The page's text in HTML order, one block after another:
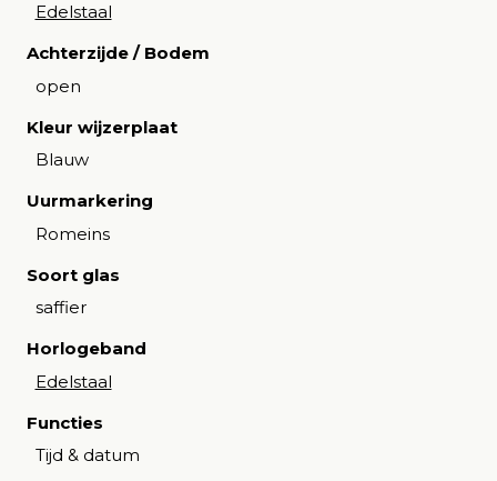
Edelstaal
Achterzijde / Bodem
open
Kleur wijzerplaat
Blauw
Uurmarkering
Romeins
Soort glas
saffier
Horlogeband
Edelstaal
Functies
Tijd & datum